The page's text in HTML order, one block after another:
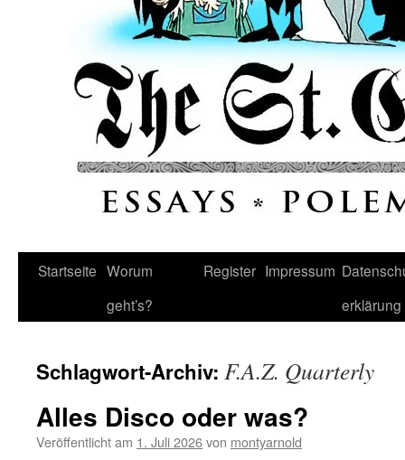
Startseite Worum
geht’s?
Register Impressum
erklärung
Schlagwort-Archiv: F.A.Z. Quarterly
Alles Disco oder was?
Veröffentlicht am 1. Juli 2026von montyarnold